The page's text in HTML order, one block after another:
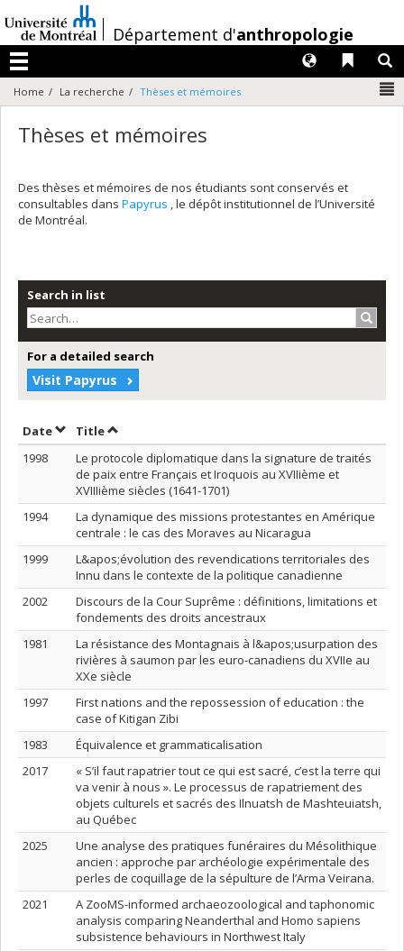
au
contenu
/Département d'anthropologie
Menu
Liens
Langues
Home La recherche Thèses et mémoires
Thèses et mémoires
Des thèses et mémoires de nos étudiants sont conservés et
consultables dans Papyrus , le dépôt institutionnel de l’Université
de Montréal.
Search in list
For a detailed search
Visit Papyrus
DateSort by date in descending order
TitleSort by title in descending order
1998
Le protocole diplomatique dans la signature de traités
de paix entre Français et Iroquois au XVIIième et
XVIIIième siècles (1641-1701)
1994
La dynamique des missions protestantes en Amérique
centrale : le cas des Moraves au Nicaragua
1999
L&apos;évolution des revendications territoriales des
Innu dans le contexte de la politique canadienne
2002
Discours de la Cour Suprême : définitions, limitations et
fondements des droits ancestraux
1981
La résistance des Montagnais à l&apos;usurpation des
rivières à saumon par les euro-canadiens du XVIIe au
XXe siècle
1997
First nations and the repossession of education : the
case of Kitigan Zibi
1983
Équivalence et grammaticalisation
2017
« S’il faut rapatrier tout ce qui est sacré, c’est la terre qui
va venir à nous ». Le processus de rapatriement des
objets culturels et sacrés des Ilnuatsh de Mashteuiatsh,
au Québec
2025
Une analyse des pratiques funéraires du Mésolithique
ancien : approche par archéologie expérimentale des
perles de coquillage de la sépulture de l’Arma Veirana.
2021
A ZooMS-informed archaeozoological and taphonomic
analysis comparing Neanderthal and Homo sapiens
subsistence behaviours in Northwest Italy